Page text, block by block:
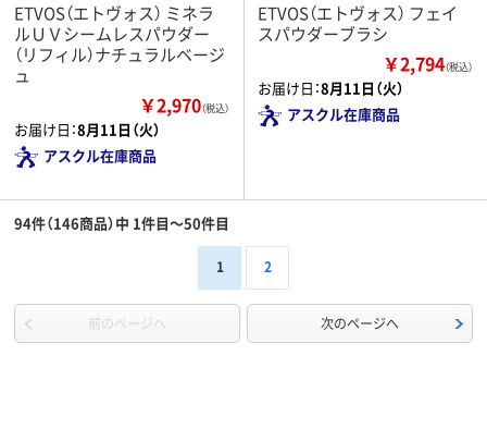
ETVOS（エトヴォス） ミネラ
ルＵＶシームレスパウダー
（リフィル）ナチュラルベージ
ュ
￥2,970（税込）
お届け日：8月11日（火）
アスクル在庫商品
ETVOS（エトヴォス） フェイ
スパウダーブラシ
￥2,794（税込）
お届け日：8月11日（火）
アスクル在庫商品
94件（146商品）中 1件目～50件目
1 2
前のページへ 次のページへ